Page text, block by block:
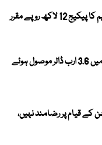
ترسیلات زر میں بڑا اضافہ ، جولائی میں 3.6 ارب ڈالر موصول ہوئے
قیام پر رضامند نہیں،